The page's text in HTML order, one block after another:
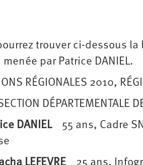
Continents
du
Asie
trouver ci-dessous
par Patrice DANIEL.
RÉGIONALES 2010,
DÉPARTEMENTALE
DANIEL55 ans, Cadre